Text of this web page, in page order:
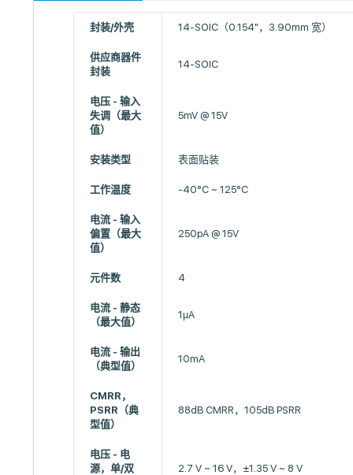
封装/外壳 14-SOIC（0.154"，3.90mm 宽）
供应商器件
封装
14-SOIC
电压 - 输入
失调（最大
值）
5mV @ 15V
安装类型 表面贴装
工作温度 -40°C ~ 125°C
电流 - 输入
偏置（最大
值）
250pA @ 15V
元件数 4
电流 - 静态
（最大值）
1µA
电流 - 输出
（典型值）
10mA
CMRR，
PSRR（典
型值）
88dB CMRR，105dB PSRR
电压 - 电
源，单/双
2.7 V ~ 16 V，±1.35 V ~ 8 V